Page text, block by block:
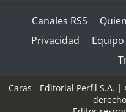
Canales RSS
Privacidad
Equipo
Caras - Editorial Perfil S.A. |